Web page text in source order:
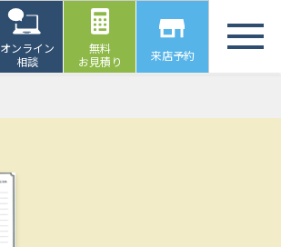
オンライン
相談
無料
お見積り
来店予約